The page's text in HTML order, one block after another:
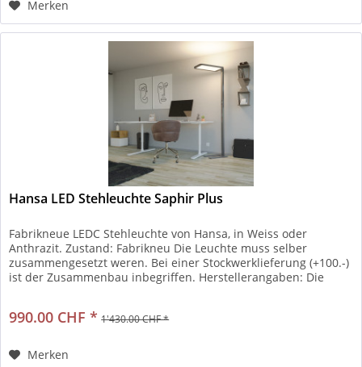
Merken
Hansa LED Stehleuchte Saphir Plus
Fabrikneue LEDC Stehleuchte von Hansa, in Weiss oder
Anthrazit. Zustand: Fabrikneu Die Leuchte muss selber
zusammengesetzt weren. Bei einer Stockwerklieferung (+100.-)
ist der Zusammenbau inbegriffen. Herstellerangaben: Die
990.00 CHF * 1'430.00 CHF *
Merken